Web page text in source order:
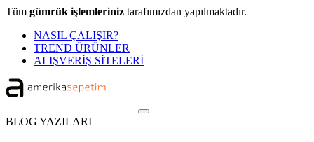
Tüm gümrük işlemleriniz tarafımızdan yapılmaktadır.
NASIL ÇALIŞIR?
TREND ÜRÜNLER
ALIŞVERİŞ SİTELERİ
BLOG YAZILARI